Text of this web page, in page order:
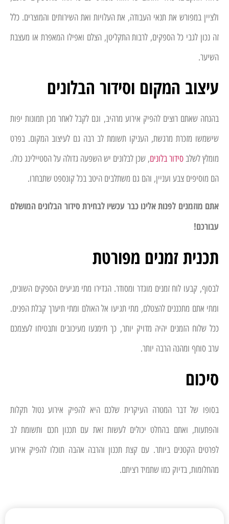
ולציין במפורש את תנאי העבודה, את העלויות ואת השירותים והמוצרים. כלל
זה נכון לגבי כל הספקים, לרבות התקליטן, הצלם ואפילו המאפרת או מעצבת
השיער.
עיצוב המקום וסידור הבלונים
בהנחה שאתם רוצים להפיק אירוע מרהיב, וגם לקבל לאחר מכן תמונות יפות
שישמשו מזכרת מרגשת, העניקו תשומת לב רבה גם לעיצוב המקום. בפרט
מומלץ לשלב סידור בלונים, שכן לבלונים יש השפעה גדולה על הסטיילינג כולו.
הם מוסיפים צבע ועניין, והם גם משתלבים היטב בכל קונספט שתבחרו.
אתם מוזמנים לפנות אלינו כבר עכשיו לבחירת סידור הבלונים המושלם
עבורכם!
תכנית זמנים מפורטת
לבסוף, קבעו לוח זמנים מוגדר ומסודר. הגדירו מתי מגיעים הספקים השונים,
ומתי אתם מתכננים להצטלם, מתי תגיעו אל האולם ומתי תיערך קבלת הפנים.
ככל שלוח הזמנים יהיה מדויק יותר, כך תימנעו מעיכובים ותבטיחו לעצמכם
ערב סוחף ומהנה הרבה יותר.
סיכום
בסופו של דבר המטרה העיקרית שלכם היא להפיק אירוע נטול תקלות
והפתעות, ואתם בהחלט יכולים לעשות זאת עם תכנון חכם ותשומת לב
לפרטים הקטנים ביותר. עם קצת תכנון והרבה אהבה תוכלו להפיק אירוע
מהחלומות, בדיוק כמו שתמיד רציתם.